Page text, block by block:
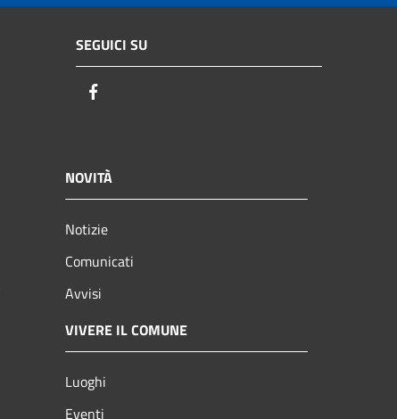
SEGUICI SU
NOVITÀ
Notizie
Comunicati
Avvisi
VIVERE IL COMUNE
Luoghi
Eventi